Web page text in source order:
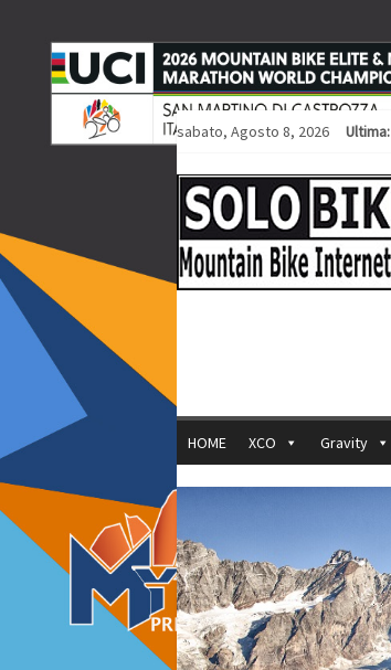
sabato, Agosto 8, 2026 Ultima:
HOME XCO Gravity